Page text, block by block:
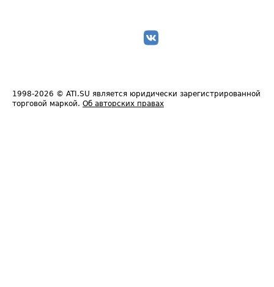
1998-2026 © ATI.SU является юридически зарегистрированной
торговой маркой. Об авторских правах